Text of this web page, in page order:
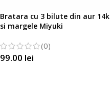
Bratara cu 3 bilute din aur 14k
si margele Miyuki
(0)
99.00 lei